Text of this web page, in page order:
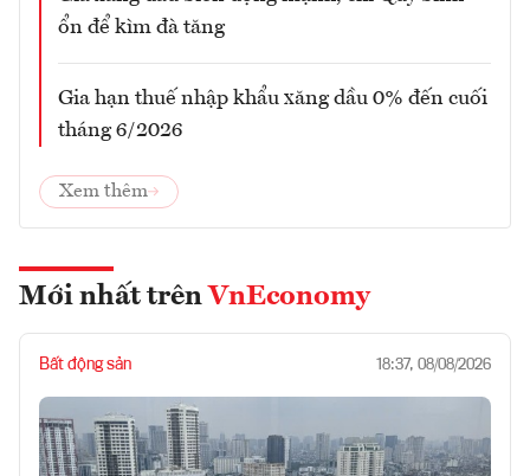
ổn để kìm đà tăng
Gia hạn thuế nhập khẩu xăng dầu 0% đến cuối
tháng 6/2026
Xem thêm
Mới nhất trên VnEconomy
Bất động sản 18:37, 08/08/2026